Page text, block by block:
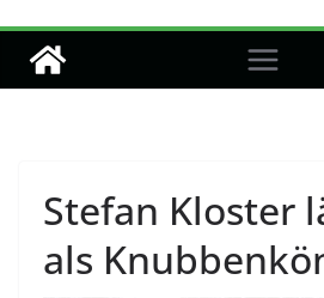
Stefan Kloster
als